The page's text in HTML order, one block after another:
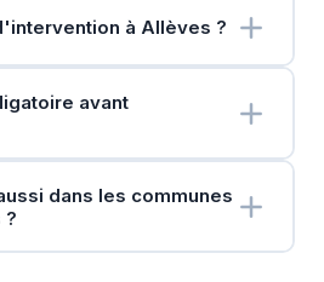
à Allèves ?
avant
dans les communes
?